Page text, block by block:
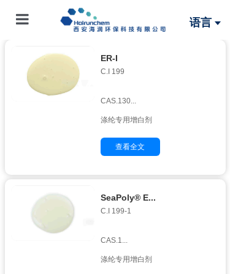
语言
关于海润
联系我们
ER-I
C.I 199
CAS.130...
涤纶专用增白剂
查看全文
SeaPoly® E...
C.I 199-1
CAS.1...
涤纶专用增白剂